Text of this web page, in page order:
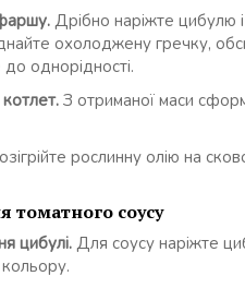
Дрібно наріжте цибулю
охолоджену гречку,
однорідності.
З отриманої маси
рослинну олію на
томатного соусу
цибулі. Для соусу наріжте